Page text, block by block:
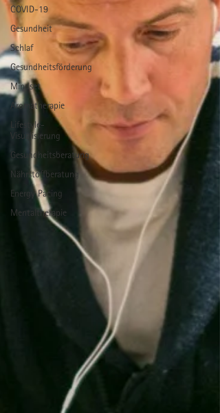
COVID-19
Gesundheit
Schlaf
Gesundheitsförderung
Mindset
Aromatherapie
Lifestyle-
Visualisierung
Gesundheitsberatung
Nährstoffberatung
Energy Pacing
Mentaltherapie